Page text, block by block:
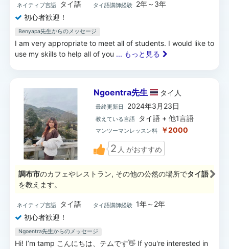
ネイティブ言語 タイ語 タイ語講師経験
2年～3年
初心者歓迎！
Benyapa先生からのメッセージ
I am very appropriate to meet all of students. I would like to
use my skills to help all of you ... もっと見る
Ngoentra先生 タイ 人
最終更新日 2024年3月23日
教えている言語 タイ語 + 他1言語
マンツーマンレッスン料 ￥2000
2 人 がおすすめ
調布市のカフェやレストラン, その他の公然の場所でタイ語
を教えます。
ネイティブ言語 タイ語 タイ語講師経験 1年～2年
初心者歓迎！
Ngoentra先生からのメッセージ
Hi! I’m tamp こんにちは、テムです👋 If you're interested in